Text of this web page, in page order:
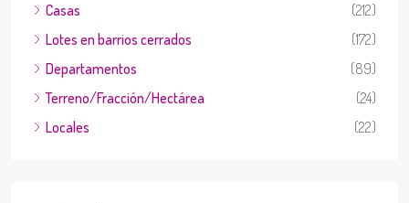
Casas
(212)
Lotes en barrios cerrados
(172)
Departamentos
(89)
Terreno/Fracción/Hectárea
(24)
Locales
(22)